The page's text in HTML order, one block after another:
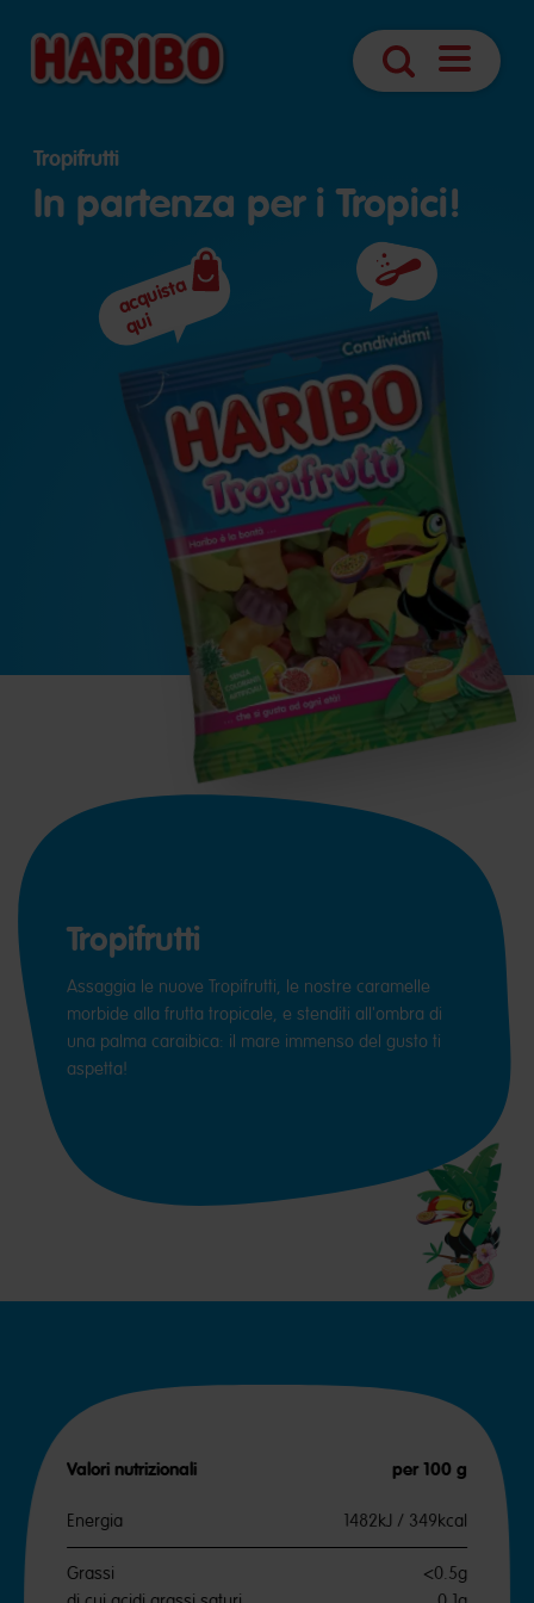
Ricerca Apri
Tropifrutti
In partenza per i Tropici!
Ingredienti
acquista
qui
Tropifrutti
Assaggia le nuove Tropifrutti, le nostre caramelle
morbide alla frutta tropicale, e stenditi all'ombra di
una palma caraibica: il mare immenso del gusto ti
aspetta!
Valori nutrizionali per 100 g
Energia 1482kJ / 349kcal
Grassi
<0.5g